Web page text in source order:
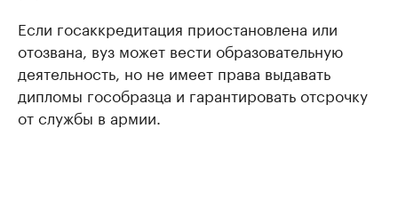
Если госаккредитация приостановлена или
отозвана, вуз может вести образовательную
деятельность, но не имеет права выдавать
дипломы гособразца и гарантировать отсрочку
от службы в армии.